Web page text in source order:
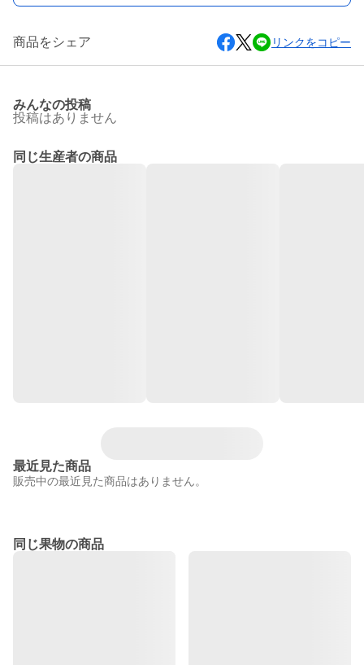
商品をシェア リンクをコピー
みんなの投稿
投稿はありません
同じ生産者の商品
最近見た商品
販売中の最近見た商品はありません。
同じ果物の商品